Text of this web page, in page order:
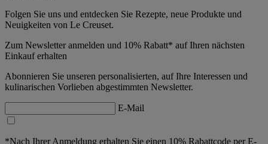
Folgen Sie uns und entdecken Sie Rezepte, neue Produkte und
Neuigkeiten von Le Creuset.
Zum Newsletter anmelden und 10% Rabatt* auf Ihren nächsten
Einkauf erhalten
Abonnieren Sie unseren personalisierten, auf Ihre Interessen und
kulinarischen Vorlieben abgestimmten Newsletter.
E-Mail
*Nach Ihrer Anmeldung erhalten Sie einen 10% Rabattcode per E-